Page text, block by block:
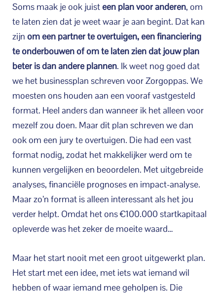
Soms maak je ook juisteen plan voor anderen, om
te laten zien dat je weet waar je aan begint. Dat kan
zijn om een partner te overtuigen, een financiering
te onderbouwen of om te laten zien dat jouw plan
beter is dan andere plannen. Ik weet nog goed dat
we het businessplan schreven voor Zorgoppas. We
moesten ons houden aan een vooraf vastgesteld
format. Heel anders dan wanneer ik het alleen voor
mezelf zou doen. Maar dit plan schreven we dan
ook om een jury te overtuigen. Die had een vast
format nodig, zodat het makkelijker werd om te
kunnen vergelijken en beoordelen. Met uitgebreide
analyses, financiële prognoses en impact-analyse.
Maar zo’n format is alleen interessant als het jou
verder helpt. Omdat het ons €100.000 startkapitaal
opleverde was het zeker de moeite waard…
Maar het start nooit met een groot uitgewerkt plan.
Het start met een idee, met iets wat iemand wil
hebben of waar iemand mee geholpen is. Die